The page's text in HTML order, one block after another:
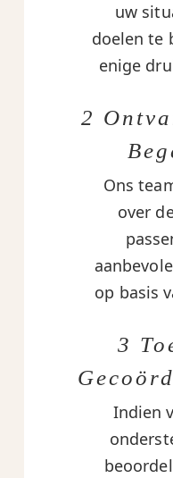
uw
doelen te
enige
2
Ons
over
op basis
3
Indien